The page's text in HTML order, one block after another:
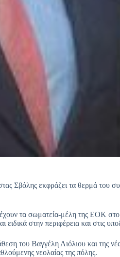
Σβόλης εκφράζει τα θερμά του
τα σωματεία-μέλη της ΕΟΚ
στην περιφέρεια και στις
του Βαγγέλη Λιόλιου και
νεολαίας της πόλης.